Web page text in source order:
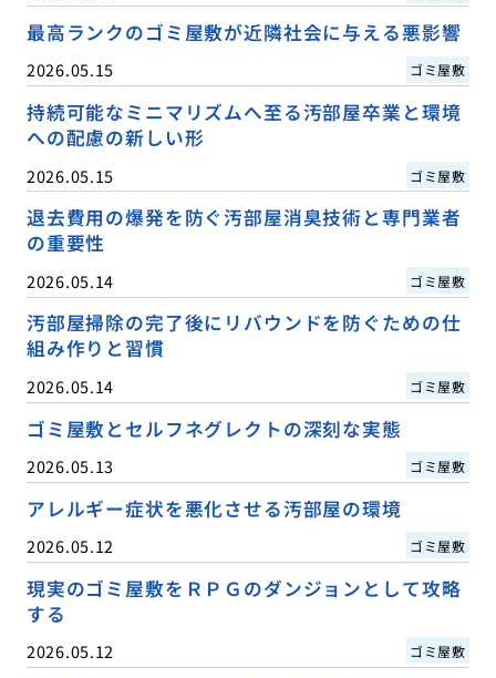
最高ランクのゴミ屋敷が近隣社会に与える悪影響
2026.05.15 ゴミ屋敷
持続可能なミニマリズムへ至る汚部屋卒業と環境
への配慮の新しい形
2026.05.15 ゴミ屋敷
退去費用の爆発を防ぐ汚部屋消臭技術と専門業者
の重要性
2026.05.14 ゴミ屋敷
汚部屋掃除の完了後にリバウンドを防ぐための仕
組み作りと習慣
2026.05.14 ゴミ屋敷
ゴミ屋敷とセルフネグレクトの深刻な実態
2026.05.13 ゴミ屋敷
アレルギー症状を悪化させる汚部屋の環境
2026.05.12 ゴミ屋敷
現実のゴミ屋敷をＲＰＧのダンジョンとして攻略
する
2026.05.12 ゴミ屋敷